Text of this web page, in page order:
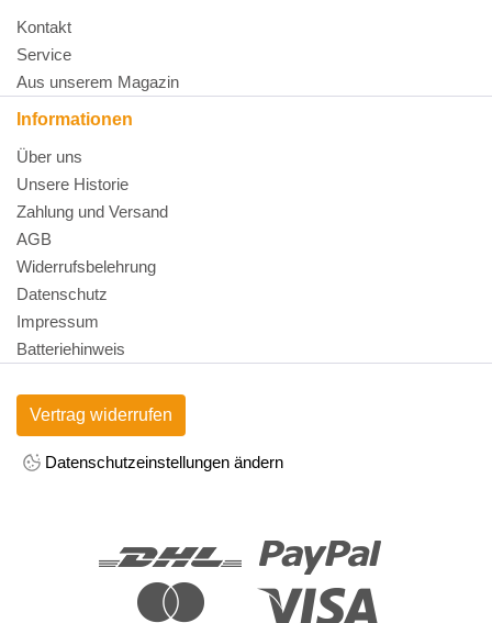
Kontakt
Service
Aus unserem Magazin
Informationen
Über uns
Unsere Historie
Zahlung und Versand
AGB
Widerrufsbelehrung
Datenschutz
Impressum
Batteriehinweis
Vertrag widerrufen
Datenschutzeinstellungen ändern